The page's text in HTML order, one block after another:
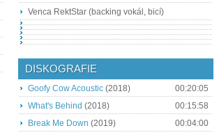
Venca RektStar (backing vokál, bicí)
DISKOGRAFIE
Goofy Cow Acoustic (2018)
00:20:05
What's Behind (2018)
00:15:58
Break Me Down (2019)
00:04:00